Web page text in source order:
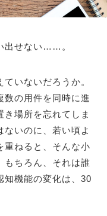
出せない……。
いないだろうか。
数の用件を同時に進
場所を忘れてしま
ないのに、若い頃よ
ねると、そんな小
もちろん、それは誰
知機能の変化は、30